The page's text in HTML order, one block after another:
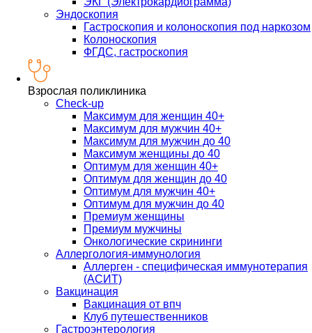
Эндоскопия
Гастроскопия и колоноскопия под наркозом
Колоноскопия
ФГДС, гастроскопия
Взрослая поликлиника
Check-up
Максимум для женщин 40+
Максимум для мужчин 40+
Максимум для мужчин до 40
Максимум женщины до 40
Оптимум для женщин 40+
Оптимум для женщин до 40
Оптимум для мужчин 40+
Оптимум для мужчин до 40
Премиум женщины
Премиум мужчины
Онкологические скрининги
Аллергология-иммунология
Аллерген - специфическая иммунотерапия
(АСИТ)
Вакцинация
Вакцинация от впч
Клуб путешественников
Гастроэнтерология